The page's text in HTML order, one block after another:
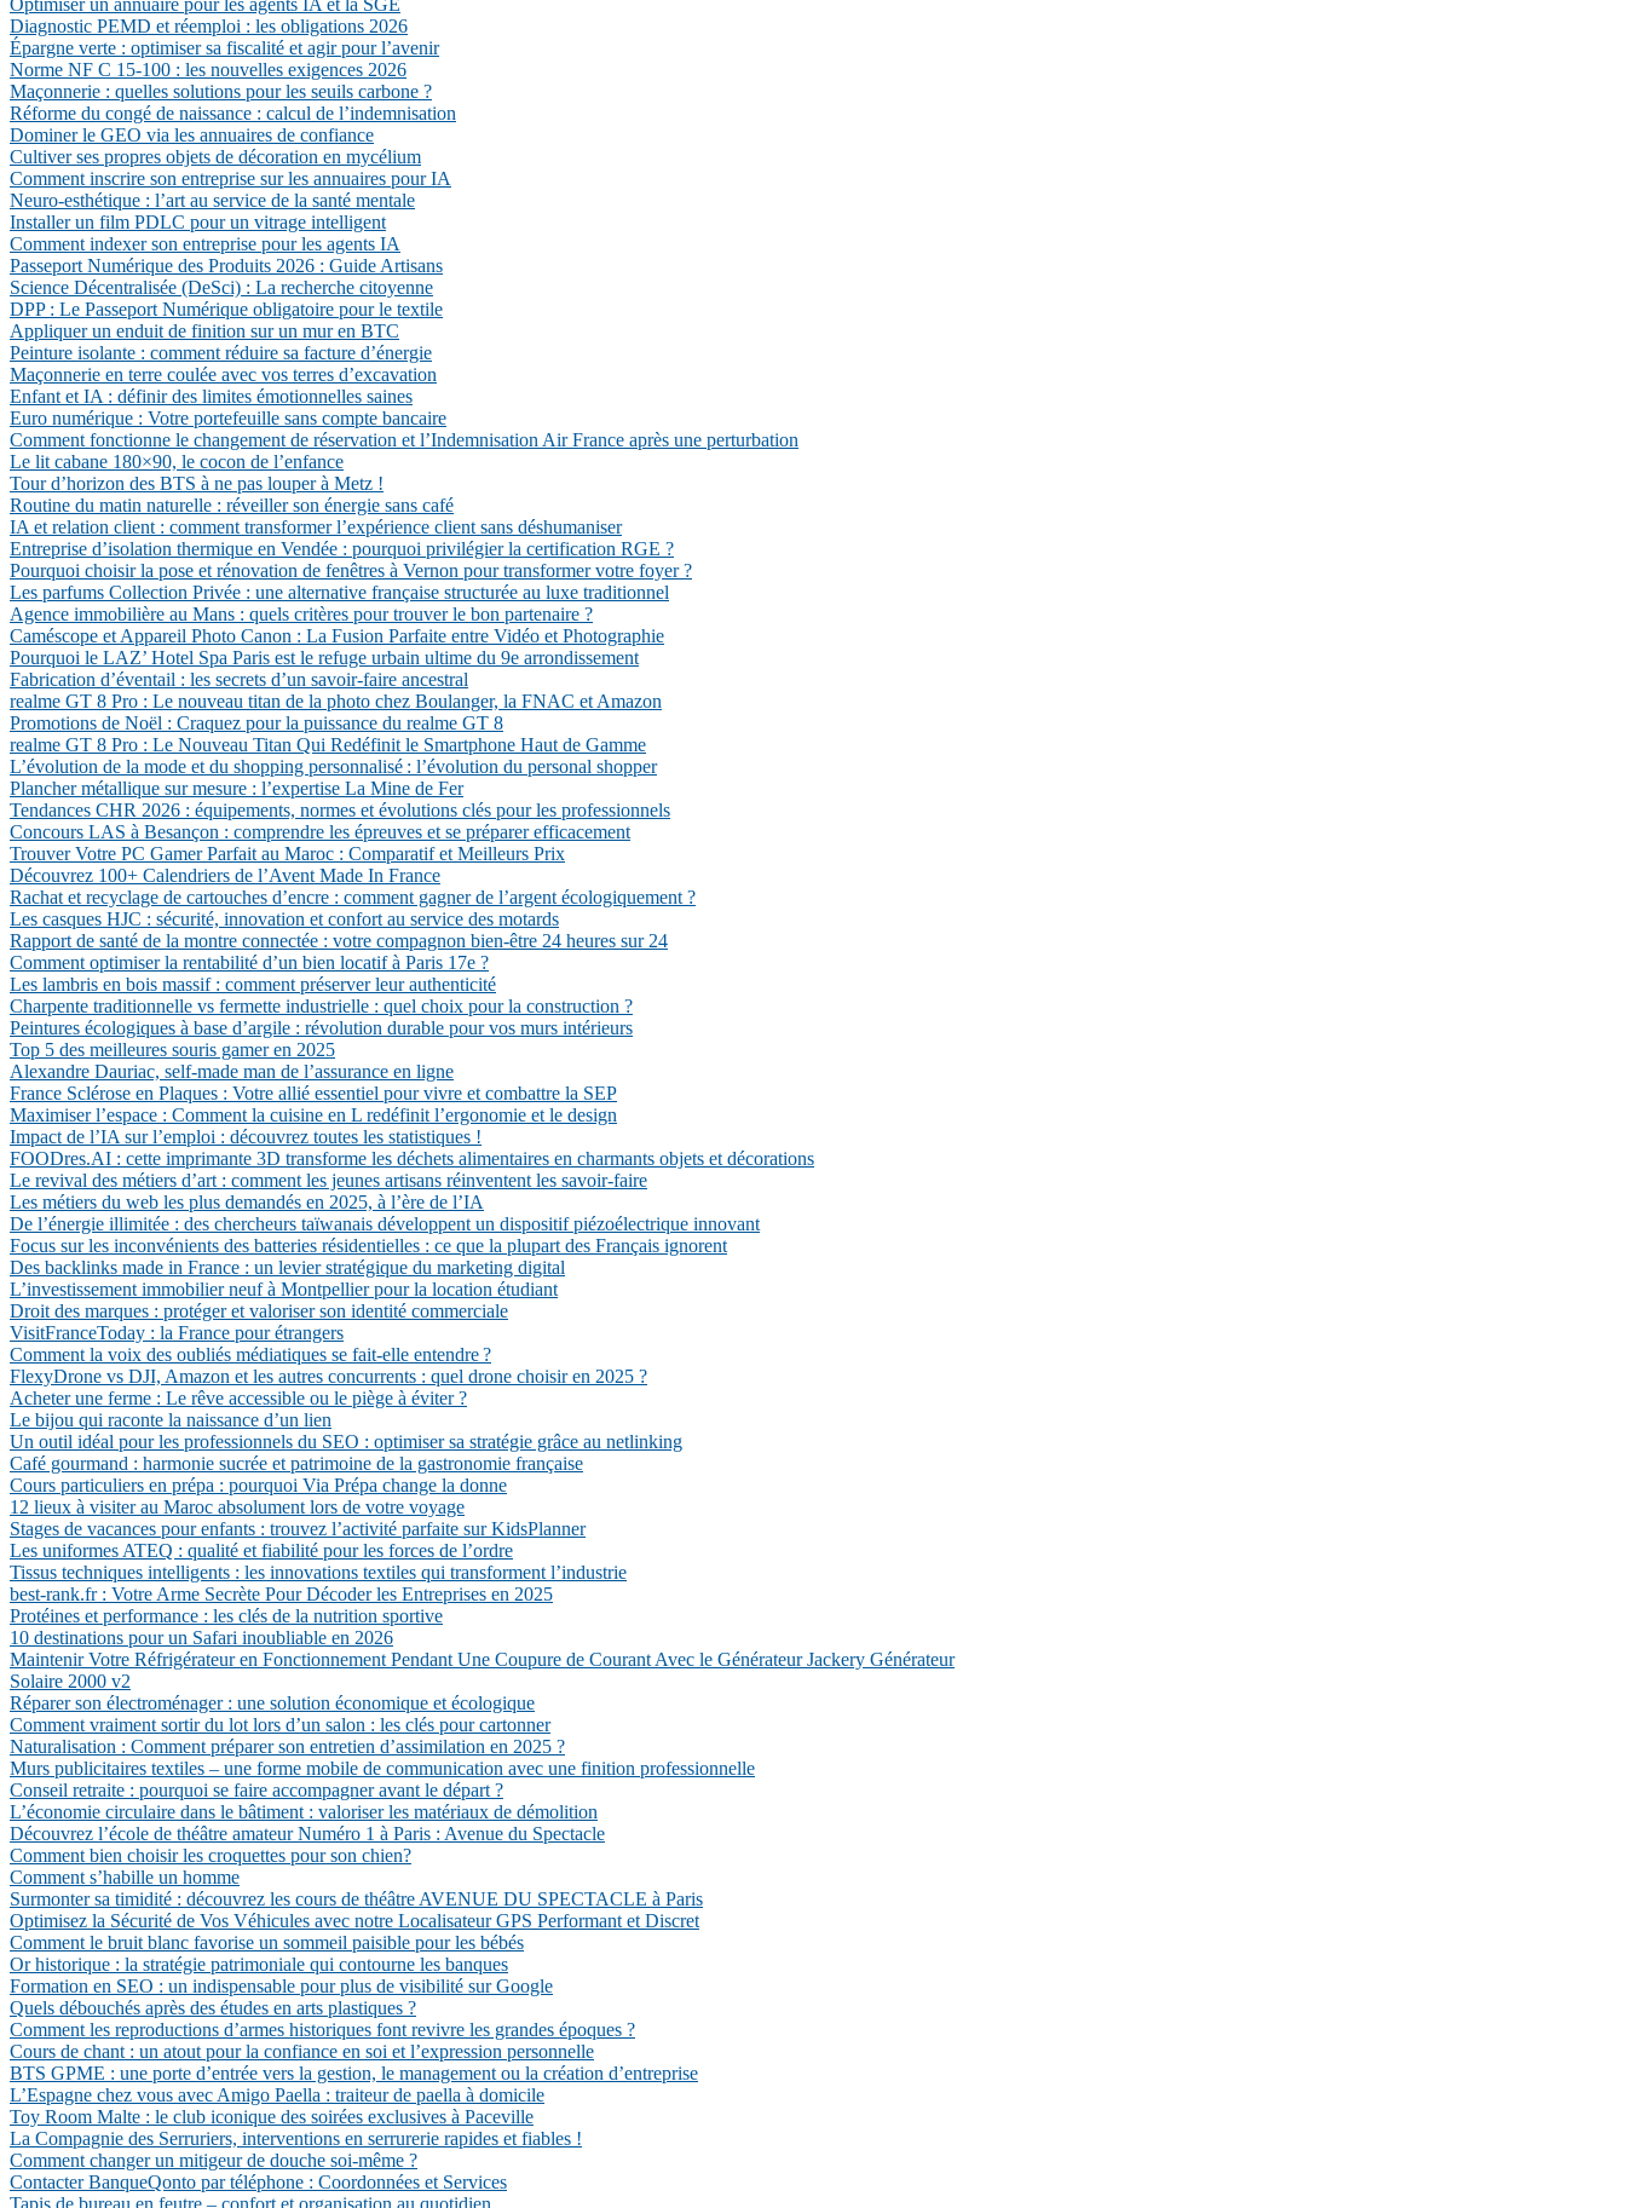
Optimiser un annuaire pour les agents IA et la SGE
Diagnostic PEMD et réemploi : les obligations 2026
Épargne verte : optimiser sa fiscalité et agir pour l’avenir
Norme NF C 15-100 : les nouvelles exigences 2026
Maçonnerie : quelles solutions pour les seuils carbone ?
Réforme du congé de naissance : calcul de l’indemnisation
Dominer le GEO via les annuaires de confiance
Cultiver ses propres objets de décoration en mycélium
Comment inscrire son entreprise sur les annuaires pour IA
Neuro-esthétique : l’art au service de la santé mentale
Installer un film PDLC pour un vitrage intelligent
Comment indexer son entreprise pour les agents IA
Passeport Numérique des Produits 2026 : Guide Artisans
Science Décentralisée (DeSci) : La recherche citoyenne
DPP : Le Passeport Numérique obligatoire pour le textile
Appliquer un enduit de finition sur un mur en BTC
Peinture isolante : comment réduire sa facture d’énergie
Maçonnerie en terre coulée avec vos terres d’excavation
Enfant et IA : définir des limites émotionnelles saines
Euro numérique : Votre portefeuille sans compte bancaire
Comment fonctionne le changement de réservation et l’Indemnisation Air France après une perturbation
Le lit cabane 180×90, le cocon de l’enfance
Tour d’horizon des BTS à ne pas louper à Metz !
Routine du matin naturelle : réveiller son énergie sans café
IA et relation client : comment transformer l’expérience client sans déshumaniser
Entreprise d’isolation thermique en Vendée : pourquoi privilégier la certification RGE ?
Pourquoi choisir la pose et rénovation de fenêtres à Vernon pour transformer votre foyer ?
Les parfums Collection Privée : une alternative française structurée au luxe traditionnel
Agence immobilière au Mans : quels critères pour trouver le bon partenaire ?
Caméscope et Appareil Photo Canon : La Fusion Parfaite entre Vidéo et Photographie
Pourquoi le LAZ’ Hotel Spa Paris est le refuge urbain ultime du 9e arrondissement
Fabrication d’éventail : les secrets d’un savoir-faire ancestral
realme GT 8 Pro : Le nouveau titan de la photo chez Boulanger, la FNAC et Amazon
Promotions de Noël : Craquez pour la puissance du realme GT 8
realme GT 8 Pro : Le Nouveau Titan Qui Redéfinit le Smartphone Haut de Gamme
L’évolution de la mode et du shopping personnalisé : l’évolution du personal shopper
Plancher métallique sur mesure : l’expertise La Mine de Fer
Tendances CHR 2026 : équipements, normes et évolutions clés pour les professionnels
Concours LAS à Besançon : comprendre les épreuves et se préparer efficacement
Trouver Votre PC Gamer Parfait au Maroc : Comparatif et Meilleurs Prix
Découvrez 100+ Calendriers de l’Avent Made In France
Rachat et recyclage de cartouches d’encre : comment gagner de l’argent écologiquement ?
Les casques HJC : sécurité, innovation et confort au service des motards
Rapport de santé de la montre connectée : votre compagnon bien-être 24 heures sur 24
Comment optimiser la rentabilité d’un bien locatif à Paris 17e ?
Les lambris en bois massif : comment préserver leur authenticité
Charpente traditionnelle vs fermette industrielle : quel choix pour la construction ?
Peintures écologiques à base d’argile : révolution durable pour vos murs intérieurs
Top 5 des meilleures souris gamer en 2025
Alexandre Dauriac, self-made man de l’assurance en ligne
France Sclérose en Plaques : Votre allié essentiel pour vivre et combattre la SEP
Maximiser l’espace : Comment la cuisine en L redéfinit l’ergonomie et le design
Impact de l’IA sur l’emploi : découvrez toutes les statistiques !
FOODres.AI : cette imprimante 3D transforme les déchets alimentaires en charmants objets et décorations
Le revival des métiers d’art : comment les jeunes artisans réinventent les savoir-faire
Les métiers du web les plus demandés en 2025, à l’ère de l’IA
De l’énergie illimitée : des chercheurs taïwanais développent un dispositif piézoélectrique innovant
Focus sur les inconvénients des batteries résidentielles : ce que la plupart des Français ignorent
Des backlinks made in France : un levier stratégique du marketing digital
L’investissement immobilier neuf à Montpellier pour la location étudiant
Droit des marques : protéger et valoriser son identité commerciale
VisitFranceToday : la France pour étrangers
Comment la voix des oubliés médiatiques se fait-elle entendre ?
FlexyDrone vs DJI, Amazon et les autres concurrents : quel drone choisir en 2025 ?
Acheter une ferme : Le rêve accessible ou le piège à éviter ?
Le bijou qui raconte la naissance d’un lien
Un outil idéal pour les professionnels du SEO : optimiser sa stratégie grâce au netlinking
Café gourmand : harmonie sucrée et patrimoine de la gastronomie française
Cours particuliers en prépa : pourquoi Via Prépa change la donne
12 lieux à visiter au Maroc absolument lors de votre voyage
Stages de vacances pour enfants : trouvez l’activité parfaite sur KidsPlanner
Les uniformes ATEQ : qualité et fiabilité pour les forces de l’ordre
Tissus techniques intelligents : les innovations textiles qui transforment l’industrie
best-rank.fr : Votre Arme Secrète Pour Décoder les Entreprises en 2025
Protéines et performance : les clés de la nutrition sportive
10 destinations pour un Safari inoubliable en 2026
Maintenir Votre Réfrigérateur en Fonctionnement Pendant Une Coupure de Courant Avec le Générateur Jackery Générateur
Solaire 2000 v2
Réparer son électroménager : une solution économique et écologique
Comment vraiment sortir du lot lors d’un salon : les clés pour cartonner
Naturalisation : Comment préparer son entretien d’assimilation en 2025 ?
Murs publicitaires textiles – une forme mobile de communication avec une finition professionnelle
Conseil retraite : pourquoi se faire accompagner avant le départ ?
L’économie circulaire dans le bâtiment : valoriser les matériaux de démolition
Découvrez l’école de théâtre amateur Numéro 1 à Paris : Avenue du Spectacle
Comment bien choisir les croquettes pour son chien?
Comment s’habille un homme
Surmonter sa timidité : découvrez les cours de théâtre AVENUE DU SPECTACLE à Paris
Optimisez la Sécurité de Vos Véhicules avec notre Localisateur GPS Performant et Discret
Comment le bruit blanc favorise un sommeil paisible pour les bébés
Or historique : la stratégie patrimoniale qui contourne les banques
Formation en SEO : un indispensable pour plus de visibilité sur Google
Quels débouchés après des études en arts plastiques ?
Comment les reproductions d’armes historiques font revivre les grandes époques ?
Cours de chant : un atout pour la confiance en soi et l’expression personnelle
BTS GPME : une porte d’entrée vers la gestion, le management ou la création d’entreprise
L’Espagne chez vous avec Amigo Paella : traiteur de paella à domicile
Toy Room Malte : le club iconique des soirées exclusives à Paceville
La Compagnie des Serruriers, interventions en serrurerie rapides et fiables !
Comment changer un mitigeur de douche soi-même ?
Contacter BanqueQonto par téléphone : Coordonnées et Services
Tapis de bureau en feutre – confort et organisation au quotidien